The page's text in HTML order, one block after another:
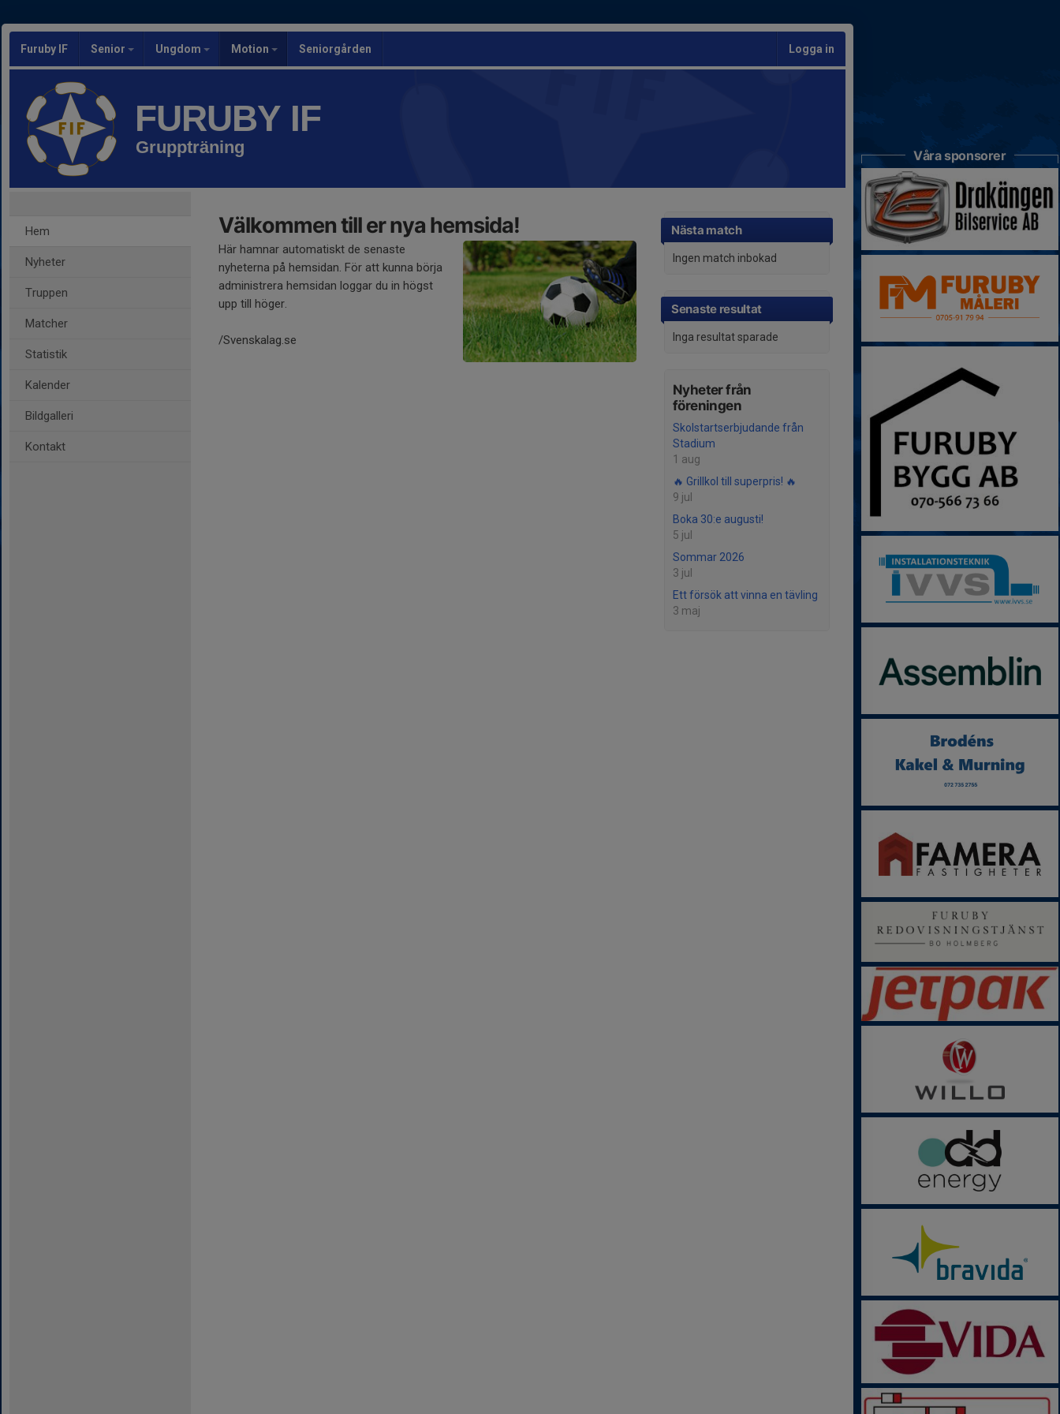
Furuby IF Senior Ungdom Motion Seniorgården Logga in
FURUBY IF
Gruppträning
Hem
Nyheter
Truppen
Matcher
Statistik
Kalender
Bildgalleri
Kontakt
Nästa match
Ingen match inbokad
Senaste resultat
Inga resultat sparade
Nyheter från
föreningen
Skolstartserbjudande från
Stadium
1 aug
🔥 Grillkol till superpris! 🔥
9 jul
Boka 30:e augusti!
5 jul
Sommar 2026
3 jul
Ett försök att vinna en tävling
3 maj
Välkommen till er nya hemsida!
Här hamnar automatiskt de senaste
nyheterna på hemsidan. För att kunna börja
administrera hemsidan loggar du in högst
upp till höger.
/Svenskalag.se
Våra sponsorer